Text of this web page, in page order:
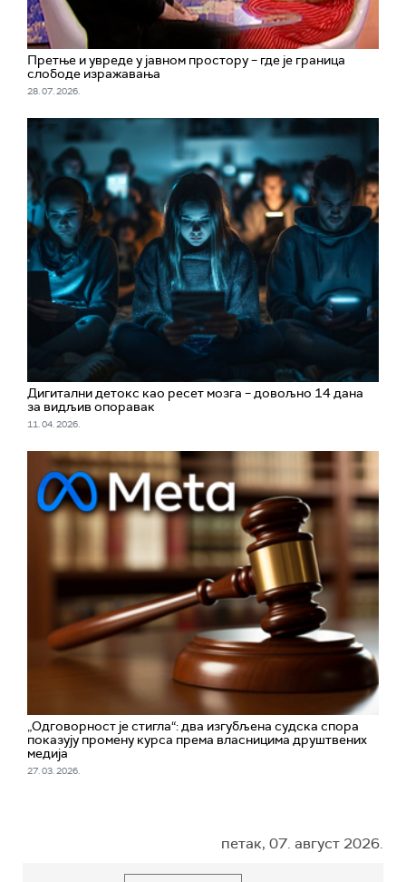
Претње и увреде у јавном простору – где је граница
слободе изражавања
28. 07. 2026.
Дигитални детокс као ресет мозга – довољно 14 дана
за видљив опоравак
11. 04. 2026.
„Одговорност је стигла“: два изгубљена судска спора
показују промену курса према власницима друштвених
медија
27. 03. 2026.
петак, 07. август 2026.